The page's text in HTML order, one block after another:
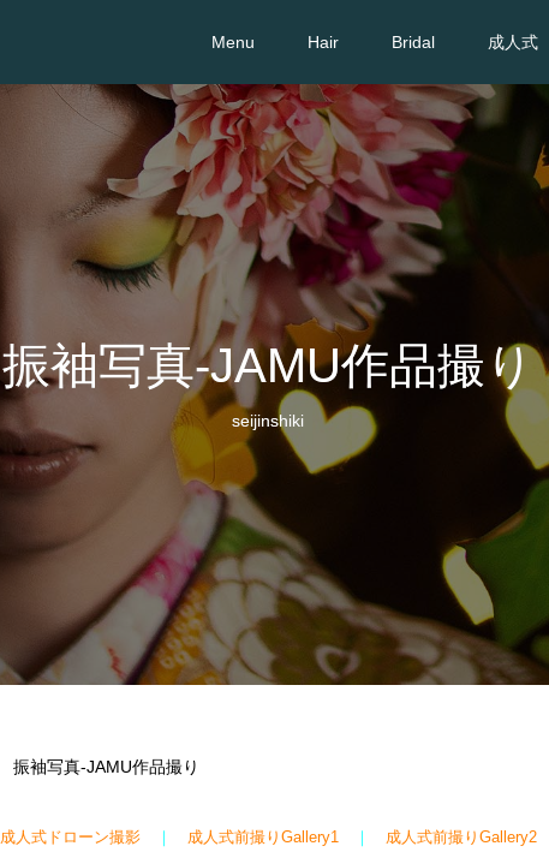
Menu Hair Bridal 成人式
振袖写真‐JAMU作品撮り
seijinshiki
振袖写真‐JAMU作品撮り
成人式ドローン撮影 ｜ 成人式前撮りGallery1 ｜ 成人式前撮りGallery2